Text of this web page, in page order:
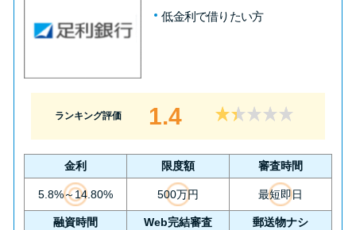
低金利で借りたい方
ランキング評価 1.4
金利 限度額 審査時間
5.8%～14.80% 500万円 最短即日
融資時間 Web完結審査 郵送物ナシ